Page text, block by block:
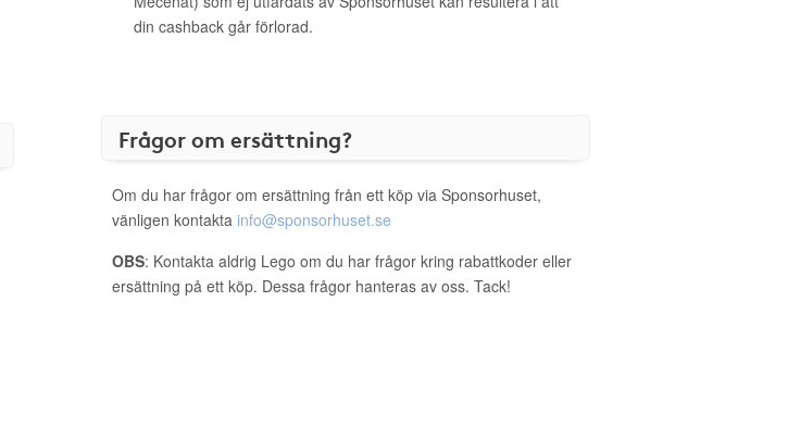
din cashback går förlorad.
Frågor om ersättning?
Om du har frågor om ersättning från ett köp via Sponsorhuset,
vänligen kontakta info@sponsorhuset.se
OBS: Kontakta aldrig Lego om du har frågor kring rabattkoder eller
ersättning på ett köp. Dessa frågor hanteras av oss. Tack!